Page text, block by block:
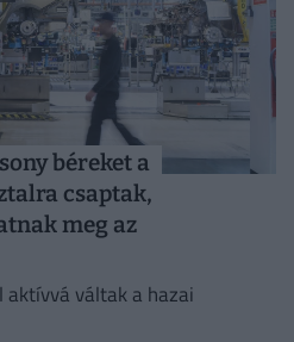
béreket a
csaptak,
meg az
váltak a hazai